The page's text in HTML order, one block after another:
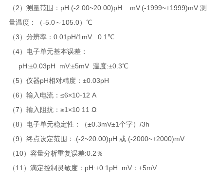
（2）测量范围：pH:(-2.00~20.00)pH mV:(-1999~+1999)mV 测
量温度：（-5.0～105.0）℃
（3）分辨率：0.01pH/1mV 0.1℃
（4）电子单元基本误差：
pH:±0.03pH mV:±5mV 温度:±0.3℃
（5）仪器pH相对精度：±0.03pH
（6）输入电流：≤6×10-12 A
（7）输入阻抗：≥1×10 11 Ω
（8）电子单元稳定性：（±0.3mV±1个字）/3h
（9）终点设定范围：:(-2~20.00)pH 或:(-2000~+2000)mV
（10）容量分析重复误差:0.2％
（11）滴定控制灵敏度：pH:±0.1pH mV：±5mV